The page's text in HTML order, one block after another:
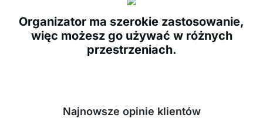
Organizator ma szerokie zastosowanie,
więc możesz go używać w różnych
przestrzeniach.
Najnowsze opinie klientów